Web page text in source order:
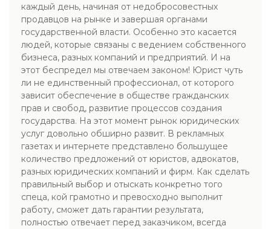
каждый день, начиная от недобросовестных
продавцов на рынке и завершая органами
государственной власти. Особенно это касается
людей, которые связаны с ведением собственного
бизнеса, разных компаний и предприятий. И на
этот беспредел мы отвечаем законом! Юрист чуть
ли не единственный профессионал, от которого
зависит обеспечение в обществе гражданских
прав и свобод, развитие процессов создания
государства. На этот момент рынок юридических
услуг довольно обширно развит. В рекламных
газетах и интернете представлено большущее
количество предложений от юристов, адвокатов,
разных юридических компаний и фирм. Как сделать
правильный выбор и отыскать конкретно того
спеца, кой грамотно и превосходно выполнит
работу, сможет дать гарантии результата,
полностью отвечает перед заказчиком, всегда